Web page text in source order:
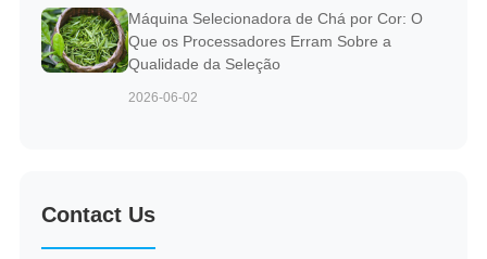
Máquina Selecionadora de Chá por Cor: O
Que os Processadores Erram Sobre a
Qualidade da Seleção
2026-06-02
Contact Us